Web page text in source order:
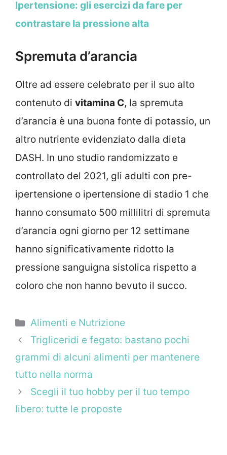
Ipertensione: gli esercizi da fare per
contrastare la pressione alta
Spremuta d’arancia
Oltre ad essere celebrato per il suo alto
contenuto di vitamina C, la spremuta
d’arancia è una buona fonte di potassio, un
altro nutriente evidenziato dalla dieta
DASH. In uno studio randomizzato e
controllato del 2021, gli adulti con pre-
ipertensione o ipertensione di stadio 1 che
hanno consumato 500 millilitri di spremuta
d’arancia ogni giorno per 12 settimane
hanno significativamente ridotto la
pressione sanguigna sistolica rispetto a
coloro che non hanno bevuto il succo.
Categorie
Alimenti e Nutrizione
Trigliceridi e fegato: bastano pochi
grammi di alcuni alimenti per mantenere
tutto nella norma
Scegli il tuo hobby per il tuo tempo
libero: tutte le proposte